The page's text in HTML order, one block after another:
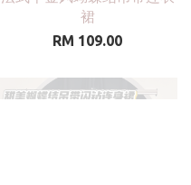
裙
RM 109.00